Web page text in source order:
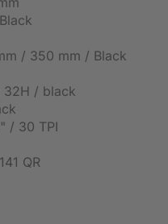
/ 350 mm / Black
32H / black
/ 30 TPI
QR